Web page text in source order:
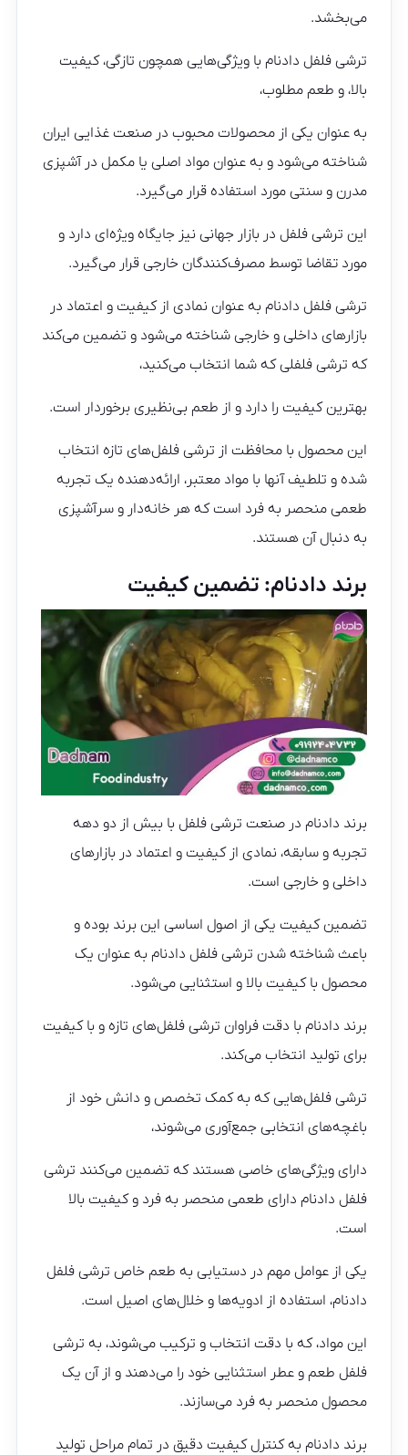
می‌بخشد.
ترشی فلفل دادنام با ویژگی‌هایی همچون تازگی، کیفیت
بالا، و طعم مطلوب،
به عنوان یکی از محصولات محبوب در صنعت غذایی ایران
شناخته می‌شود و به عنوان مواد اصلی یا مکمل در آشپزی
مدرن و سنتی مورد استفاده قرار می‌گیرد.
این ترشی فلفل در بازار جهانی نیز جایگاه ویژه‌ای دارد و
مورد تقاضا توسط مصرف‌کنندگان خارجی قرار می‌گیرد.
ترشی فلفل دادنام به عنوان نمادی از کیفیت و اعتماد در
بازارهای داخلی و خارجی شناخته می‌شود و تضمین می‌کند
که ترشی فلفلی که شما انتخاب می‌کنید،
بهترین کیفیت را دارد و از طعم بی‌نظیری برخوردار است.
این محصول با محافظت از ترشی فلفل‌های تازه انتخاب
شده و تلطیف آنها با مواد معتبر، ارائه‌دهنده یک تجربه
طعمی منحصر به فرد است که هر خانه‌دار و سرآشپزی
به دنبال آن هستند.
برند دادنام: تضمین کیفیت
برند دادنام در صنعت ترشی فلفل با بیش از دو دهه
تجربه و سابقه، نمادی از کیفیت و اعتماد در بازارهای
داخلی و خارجی است.
تضمین کیفیت یکی از اصول اساسی این برند بوده و
باعث شناخته شدن ترشی فلفل دادنام به عنوان یک
محصول با کیفیت بالا و استثنایی می‌شود.
برند دادنام با دقت فراوان ترشی فلفل‌های تازه و با کیفیت
برای تولید انتخاب می‌کند.
ترشی فلفل‌هایی که به کمک تخصص و دانش خود از
باغچه‌های انتخابی جمع‌آوری می‌شوند،
دارای ویژگی‌های خاصی هستند که تضمین می‌کنند ترشی
فلفل دادنام دارای طعمی منحصر به فرد و کیفیت بالا
است.
یکی از عوامل مهم در دستیابی به طعم خاص ترشی فلفل
دادنام، استفاده از ادویه‌ها و خلال‌های اصیل است.
این مواد، که با دقت انتخاب و ترکیب می‌شوند، به ترشی
فلفل طعم و عطر استثنایی خود را می‌دهند و از آن یک
محصول منحصر به فرد می‌سازند.
برند دادنام به کنترل کیفیت دقیق در تمام مراحل تولید